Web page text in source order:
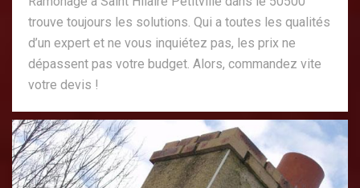
trouve toujours les solutions. Qui a toutes les qualités
d’un expert et ne vous inquiétez pas, les prix ne
dépassent pas votre budget. Alors, commandez vite
votre devis !